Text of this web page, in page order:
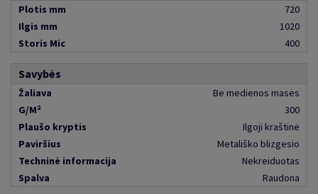
Plotis mm
720
Ilgis mm
1020
Storis Mic
400
Savybės
Žaliava
Be medienos masės
G/M²
300
Plaušo kryptis
Ilgoji kraštinė
Paviršius
Metališko blizgesio
Techninė informacija
Nekreiduotas
Spalva
Raudona